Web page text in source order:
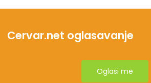
Cervar.net oglasavanje
Oglasi me